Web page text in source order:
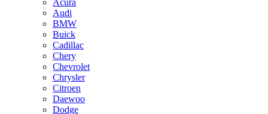
Acura
Audi
BMW
Buick
Cadillac
Chery
Chevrolet
Chrysler
Citroen
Daewoo
Dodge